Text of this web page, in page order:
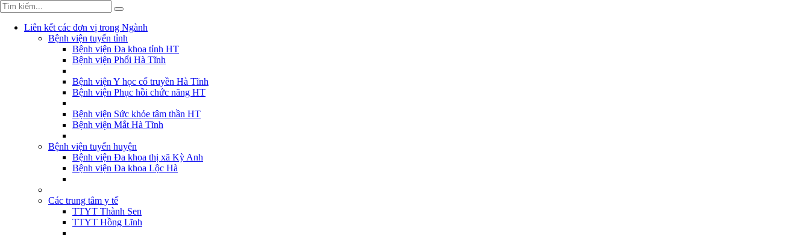
Liên kết các đơn vị trong Ngành
Bệnh viện tuyến tỉnh
Bệnh viện Đa khoa tỉnh HT
Bệnh viện Phổi Hà Tĩnh
Bệnh viện Y học cổ truyền Hà Tĩnh
Bệnh viện Phục hồi chức năng HT
Bệnh viện Sức khỏe tâm thần HT
Bệnh viện Mắt Hà Tĩnh
Bệnh viện tuyến huyện
Bệnh viện Đa khoa thị xã Kỳ Anh
Bệnh viện Đa khoa Lộc Hà
Các trung tâm y tế
TTYT Thành Sen
TTYT Hồng Lĩnh